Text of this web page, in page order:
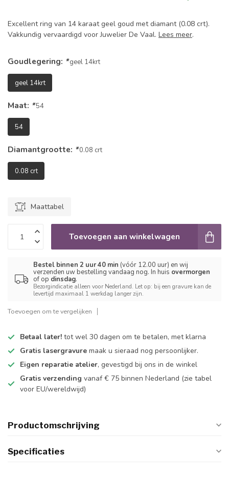
Excellent ring van 14 karaat geel goud met diamant (0.08 crt).
Vakkundig vervaardigd voor Juwelier De Vaal. Lees meer.
Goudlegering: *geel 14krt
geel 14krt
Maat: *54
54
Diamantgrootte: *0.08 crt
0.08 crt
Maattabel
Toevoegen aan winkelwagen
Bestel binnen 2 uur 40 min (vóór 12.00 uur) en wij
verzenden uw bestelling vandaag nog. In huis overmorgen
of op dinsdag.
Bezorgindicatie alleen voor Nederland. Let op: bij een gravure kan de
levertijd maximaal 1 werkdag langer zijn.
Toevoegen om te vergelijken
Betaal later! tot wel 30 dagen om te betalen, met klarna
Gratis lasergravure maak u sieraad nog persoonlijker.
Eigen reparatie atelier, gevestigd bij ons in de winkel
Gratis verzending vanaf € 75 binnen Nederland (zie tabel
voor EU/wereldwijd)
Productomschrijving
Specificaties